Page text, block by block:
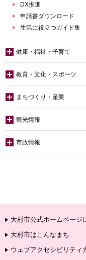
DX推進
申請書ダウンロード
生活に役立つガイド集
健康・福祉・子育て
教育・文化・スポーツ
まちづくり・産業
観光情報
市政情報
大村市公式ホームページ
大村市はこんなまち
ウェブアクセシビリティ